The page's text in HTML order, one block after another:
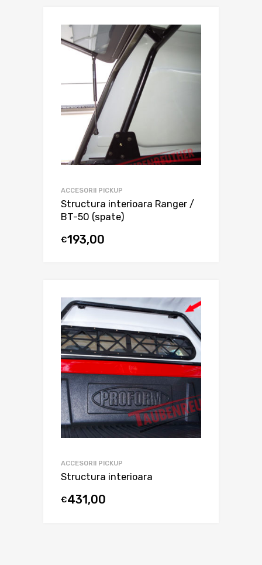
ACCESORII PICKUP
Structura interioara Ranger /
BT-50 (spate)
€193,00
ACCESORII PICKUP
Structura interioara
€431,00